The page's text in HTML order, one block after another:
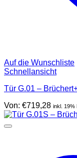
Auf die Wunschliste
Schnellansicht
Tür G.01 –
Von: €719,28 inkl. 19%